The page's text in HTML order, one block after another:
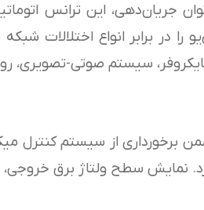
جریان‌دهی، این ترانس
را در برابر انواع اختلالات
سیستم صوتی-تصویری،
برخورداری از سیستم کنترل
نمایش سطح ولتاژ برق خروجی،